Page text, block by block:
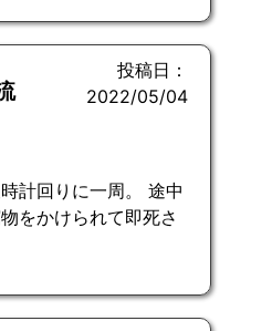
投稿日：
2022/05/04
計回りに一周。 途中
をかけられて即死さ